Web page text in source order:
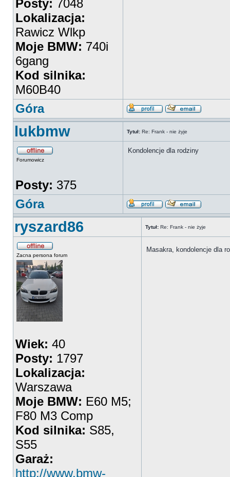
Posty: 7048
Lokalizacja:
Rawicz Wlkp
Moje BMW: 740i
6gang
Kod silnika:
M60B40
Góra
lukbmw Tytuł: Re: Frank - nie żyje
Forumowicz
Posty: 375
Kondolencje dla rodziny
Góra
ryszard86 Tytuł: Re: Frank - nie żyje
Zacna persona forum
Wiek: 40
Posty: 1797
Lokalizacja:
Warszawa
Moje BMW: E60 M5;
F80 M3 Comp
Kod silnika: S85,
S55
Garaż:
http://www.bmw-
Masakra, kondolencje dla